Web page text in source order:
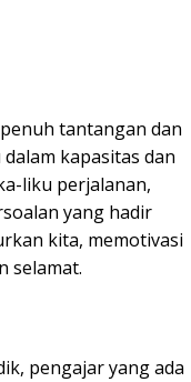
tantangan dan
kapasitas dan
liku perjalanan,
yang hadir
kita, memotivasi
selamat.
pengajar yang ada